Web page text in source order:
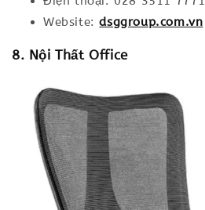
Website:dsggroup.com.vn
8. Nội Thất Office